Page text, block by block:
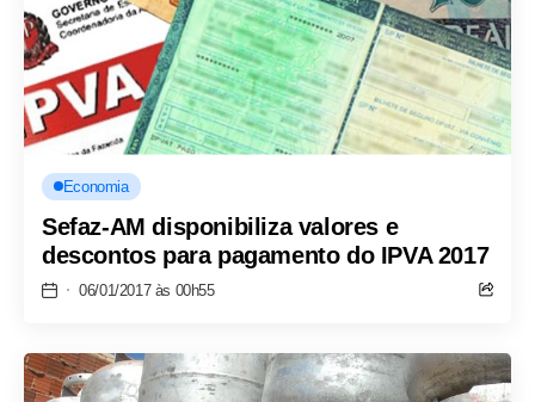
Economia
Sefaz-AM disponibiliza valores e
descontos para pagamento do IPVA 2017
06/01/2017 às 00h55